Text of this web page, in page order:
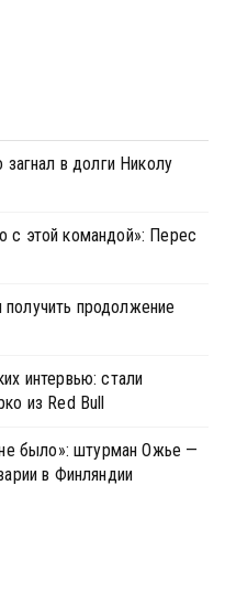
в долги Николу
с этой командой»: Перес
продолжение
интервью: стали
из Red Bull
не было»: штурман Ожье —
в Финляндии